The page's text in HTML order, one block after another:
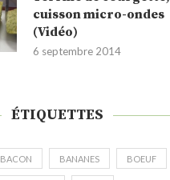
cuisson micro-ondes
(Vidéo)
6 septembre 2014
ÉTIQUETTES
BACON BANANES BOEUF